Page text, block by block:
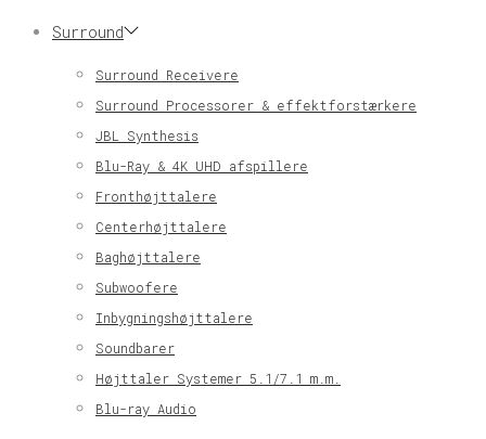
Surround
Surround Receivere
Surround Processorer & effektforstærkere
JBL Synthesis
Blu-Ray & 4K UHD afspillere
Fronthøjttalere
Centerhøjttalere
Baghøjttalere
Subwoofere
Inbygningshøjttalere
Soundbarer
Højttaler Systemer 5.1/7.1 m.m.
Blu-ray Audio